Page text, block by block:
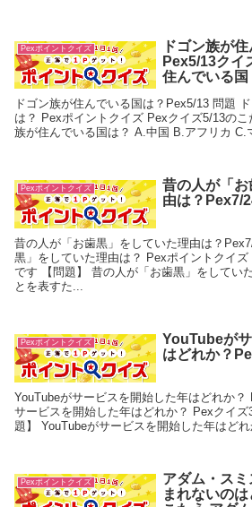
Pexポイントクイズ
ドゴン族が
Pex5/13クイ
住んでいる国
ドゴン族が住んでいる国は？Pex5/13 問題
は？ Pexポイントクイズ Pexクイズ5/13の
族が住んでいる国は？ A.中国 B.アフリカ C.
Pexポイントクイズ
昔の人が「
由は？Pex7/
昔の人が「お歯黒」をしていた理由は？
黒」をしていた理由は？ Pexポイントクイズ
です 【問題】 昔の人が「お歯黒」をしてい
とを表すた...
Pexポイントクイズ
YouTubeが
はどれか？
YouTubeがサービスを開始した年はどれか
サービスを開始した年はどれか？ Pexクイ
題】 YouTubeがサービスを開始した年はどれ
Pexポイントクイズ
アダム・ス
まれないの